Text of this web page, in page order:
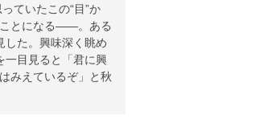
ていたこの“目”か
ことになる――。ある
した。興味深く眺め
一目見ると「君に興
みえているぞ」と秋